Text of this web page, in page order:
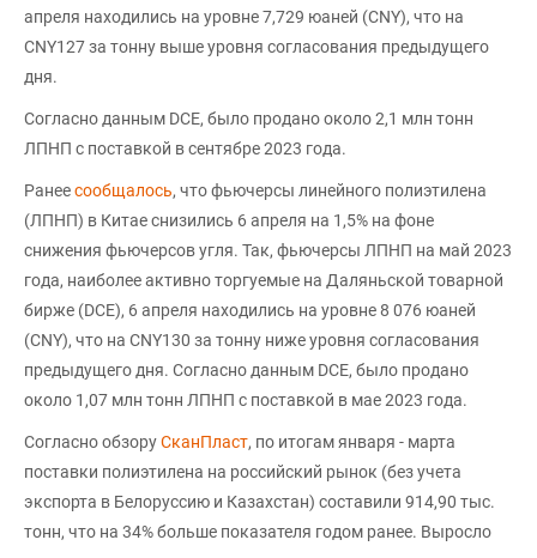
апреля находились на уровне 7,729 юаней (CNY), что на
CNY127 за тонну выше уровня согласования предыдущего
дня.
Согласно данным DCE, было продано около 2,1 млн тонн
ЛПНП с поставкой в сентябре 2023 года.
Ранеесообщалось, что фьючерсы линейного полиэтилена
(ЛПНП) в Китае снизились 6 апреля на 1,5% на фоне
снижения фьючерсов угля. Так, фьючерсы ЛПНП на май 2023
года, наиболее активно торгуемые на Даляньской товарной
бирже (DCE), 6 апреля находились на уровне 8 076 юаней
(CNY), что на CNY130 за тонну ниже уровня согласования
предыдущего дня. Согласно данным DCE, было продано
около 1,07 млн тонн ЛПНП с поставкой в мае 2023 года.
Согласно обзоруСканПласт, по итогам января - марта
поставки полиэтилена на российский рынок (без учета
экспорта в Белоруссию и Казахстан) составили 914,90 тыс.
тонн, что на 34% больше показателя годом ранее. Выросло